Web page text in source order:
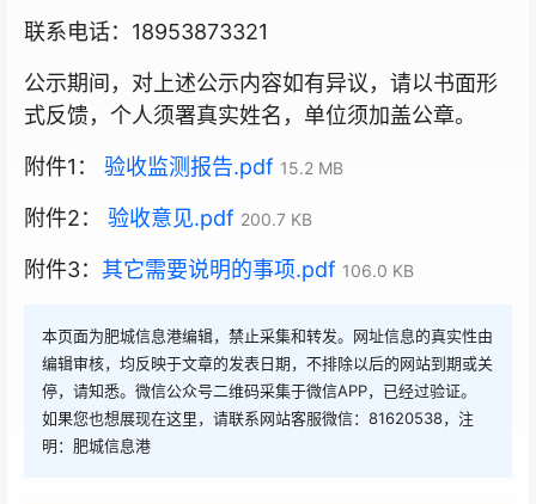
联系电话：18953873321
公示期间，对上述公示内容如有异议，请以书面形
式反馈，个人须署真实姓名，单位须加盖公章。
附件1： 验收监测报告.pdf 15.2 MB
附件2： 验收意见.pdf 200.7 KB
附件3： 其它需要说明的事项.pdf 106.0 KB
本页面为肥城信息港编辑，禁止采集和转发。网址信息的真实性由
编辑审核，均反映于文章的发表日期，不排除以后的网站到期或关
停，请知悉。微信公众号二维码采集于微信APP，已经过验证。
如果您也想展现在这里，请联系网站客服微信：81620538，注
明：肥城信息港